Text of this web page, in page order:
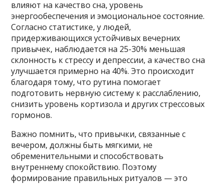
влияют на качество сна, уровень
энергообеспечения и эмоциональное состояние.
Согласно статистике, у людей,
придерживающихся устойчивых вечерних
привычек, наблюдается на 25-30% меньшая
склонность к стрессу и депрессии, а качество сна
улучшается примерно на 40%. Это происходит
благодаря тому, что рутина помогает
подготовить нервную систему к расслаблению,
снизить уровень кортизола и других стрессовых
гормонов.
Важно помнить, что привычки, связанные с
вечером, должны быть мягкими, не
обременительными и способствовать
внутреннему спокойствию. Поэтому
формирование правильных ритуалов — это